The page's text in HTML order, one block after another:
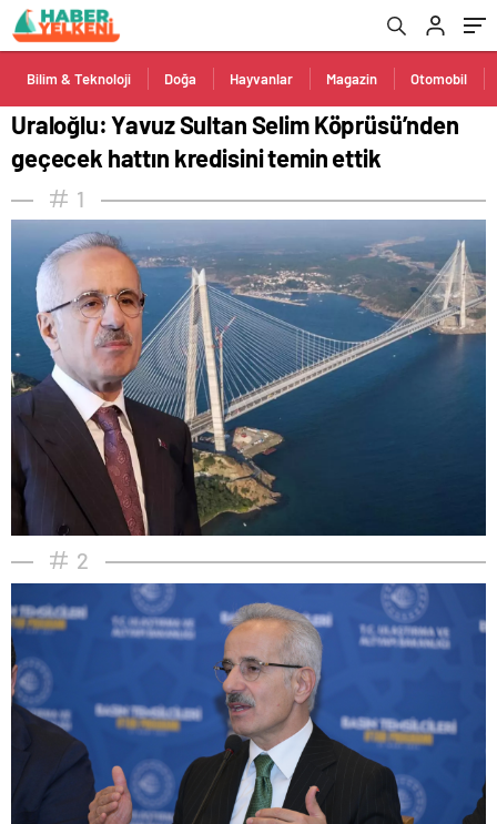
Bilim & Teknoloji Doğa Hayvanlar Magazin Otomobil
Uraloğlu: Yavuz Sultan Selim Köprüsü’nden
geçecek hattın kredisini temin ettik
1
2